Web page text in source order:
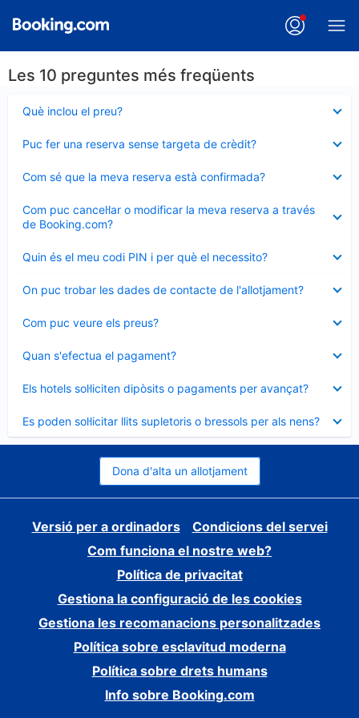
Les 10 preguntes més freqüents
Què inclou el preu?
tancat
Puc fer una reserva sense targeta de crèdit?
tancat
Com sé que la meva reserva està confirmada?
tancat
Com puc cancel·lar o modificar la meva reserva a través
de Booking.com?
tancat
Quin és el meu codi PIN i per què el necessito?
tancat
On puc trobar les dades de contacte de l'allotjament?
tancat
Com puc veure els preus?
tancat
Quan s'efectua el pagament?
tancat
Els hotels sol·liciten dipòsits o pagaments per avançat?
tancat
Es poden sol·licitar llits supletoris o bressols per als nens?
tancat
Dona d'alta un allotjament
Versió per a ordinadors
Condicions del servei
Com funciona el nostre web?
Política de privacitat
Gestiona la configuració de les cookies
Gestiona les recomanacions personalitzades
Política sobre esclavitud moderna
Política sobre drets humans
Info sobre Booking.com